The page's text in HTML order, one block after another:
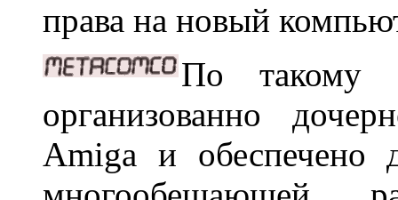
права на новый
По такому
организованно
Amiga и обеспечено